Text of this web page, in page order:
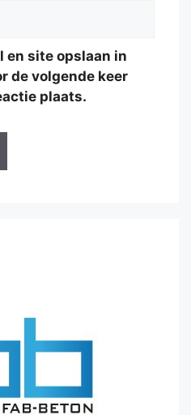
en site opslaan in
de volgende keer
plaats.